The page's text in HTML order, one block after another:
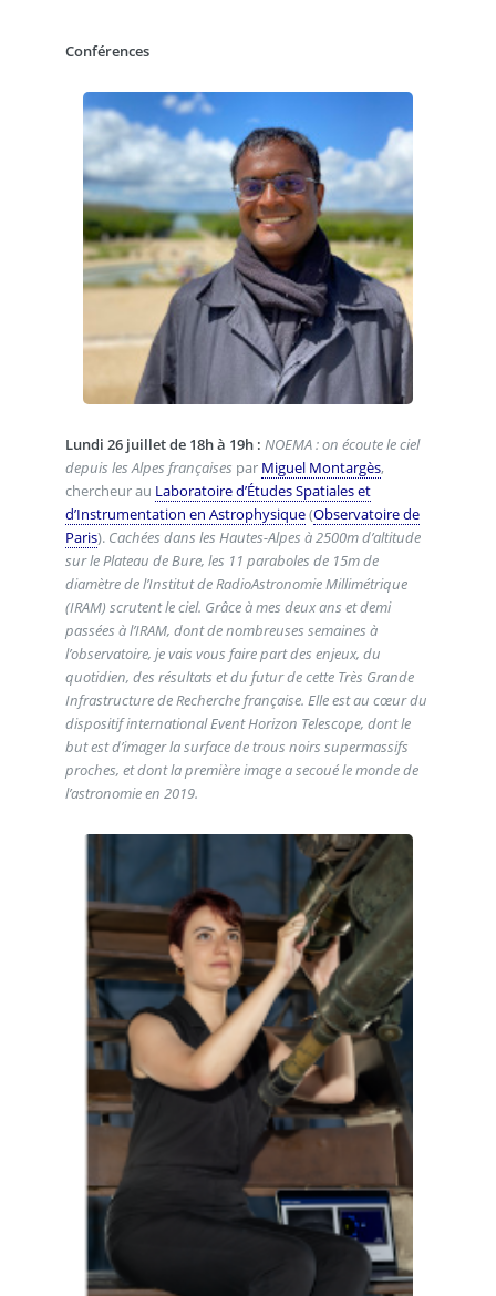
Conférences
Lundi 26 juillet de 18h à 19h : NOEMA : on écoute le ciel
depuis les Alpes françaises par Miguel Montargès,
chercheur au Laboratoire d’Études Spatiales et
d’Instrumentation en Astrophysique(Observatoire de
Paris). Cachées dans les Hautes-Alpes à 2500m d’altitude
sur le Plateau de Bure, les 11 paraboles de 15m de
diamètre de l’Institut de RadioAstronomie Millimétrique
(IRAM) scrutent le ciel. Grâce à mes deux ans et demi
passées à l’IRAM, dont de nombreuses semaines à
l’observatoire, je vais vous faire part des enjeux, du
quotidien, des résultats et du futur de cette Très Grande
Infrastructure de Recherche française. Elle est au cœur du
dispositif international Event Horizon Telescope, dont le
but est d’imager la surface de trous noirs supermassifs
proches, et dont la première image a secoué le monde de
l’astronomie en 2019.